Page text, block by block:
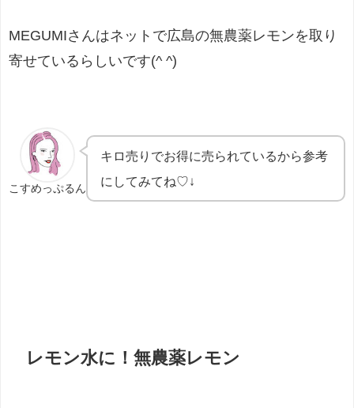
MEGUMIさんはネットで広島の無農薬レモンを取り
寄せているらしいです(^ ^)
こすめっぷるん
キロ売りでお得に売られているから参考
にしてみてね♡↓
レモン水に！無農薬レモン